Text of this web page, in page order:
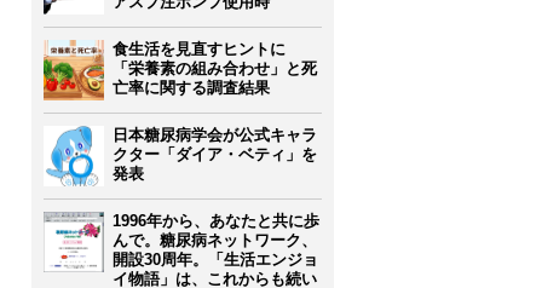
食生活を見直すヒントに
「栄養素の組み合わせ」と死
亡率に関する調査結果
日本糖尿病学会が公式キャラ
クター「ダイア・ベティ」を
発表
1996年から、あなたと共に歩
んで。糖尿病ネットワーク、
開設30周年。「生活エンジョ
イ物語」は、これからも続い